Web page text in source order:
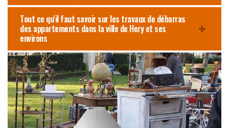
Tout ce qu'il faut savoir sur les travaux de débarras
des appartements dans la ville de Hery et ses
environs